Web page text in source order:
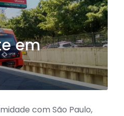
em
com São Paulo,